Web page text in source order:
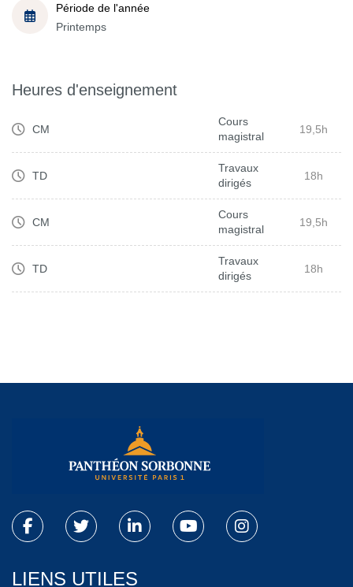
Période de l'année
Printemps
Heures d'enseignement
CM
Cours
magistral
19,5h
TD
Travaux
dirigés
18h
CM
Cours
magistral
19,5h
TD
Travaux
dirigés
18h
LIENS UTILES